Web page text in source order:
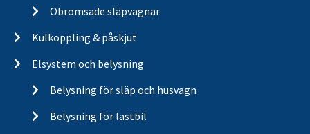
Obromsade släpvagnar
Kulkoppling & påskjut
Elsystem och belysning
Belysning för släp och husvagn
Belysning för lastbil